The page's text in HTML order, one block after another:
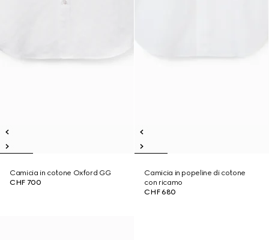
Camicia in cotone Oxford GG
CHF 700
Camicia in popeline di cotone
con ricamo
CHF 680